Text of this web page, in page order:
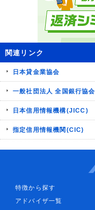
関連リンク
日本貸金業協会
一般社団法人 全国銀行協会
日本信用情報機構(JICC)
指定信用情報機関(CIC)
特徴から探す
アドバイザ一覧